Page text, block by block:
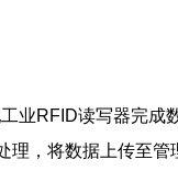
业RFID读写器完
理，将数据上传至